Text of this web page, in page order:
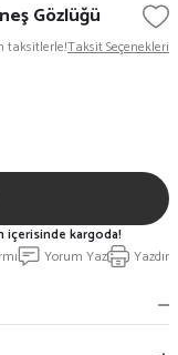
Gözlüğü
taksitlerle!Taksit Seçenekleri
Yorum Yaz Yazdır
içerisinde kargoda!